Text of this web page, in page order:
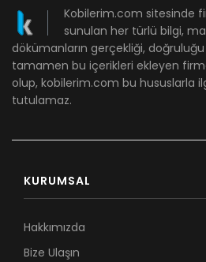
Kobilerim.com sitesinde
sunulan her türlü bilgi,
dökümanların gerçekliği,
tamamen bu içerikleri ekleyen
olup, kobilerim.com bu hususlarla
tutulamaz.
KURUMSAL
Hakkımızda
Bize Ulaşın